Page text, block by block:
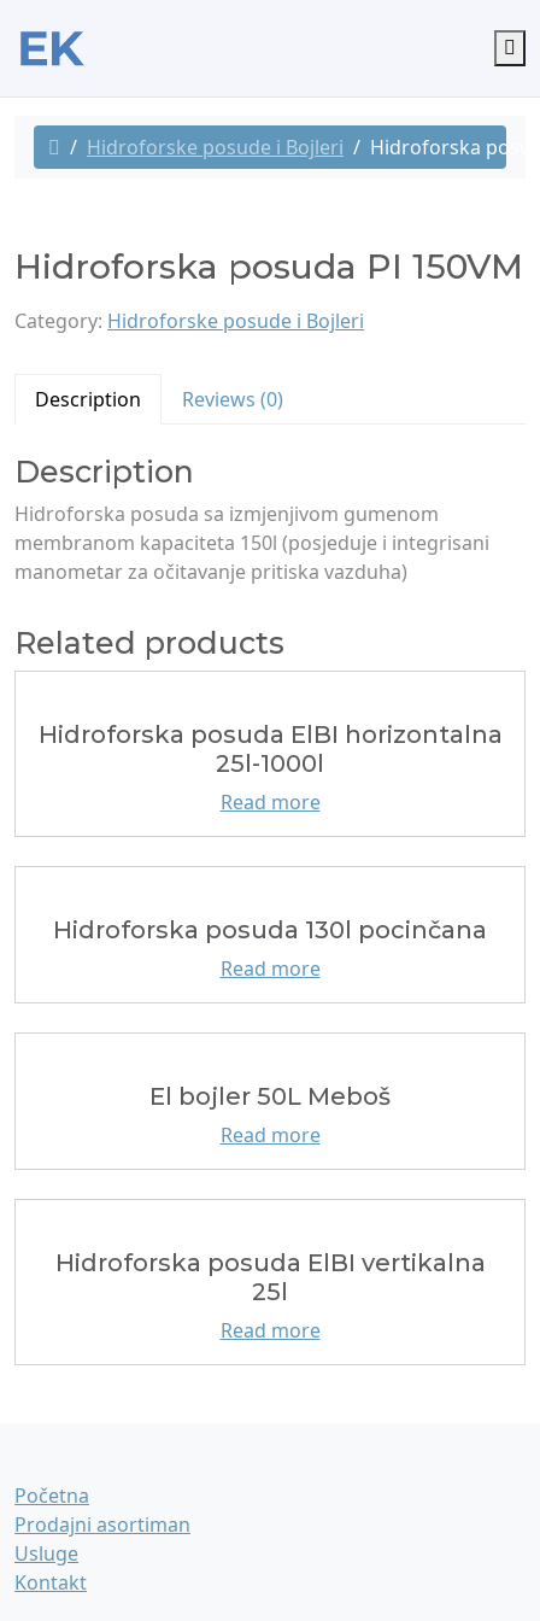
Hidroforske posude i Bojleri Hidroforska
Hidroforska posuda PI 150VM
Category: Hidroforske posude i Bojleri
Description Reviews (0)
Description
Hidroforska posuda sa izmjenjivom gumenom
membranom kapaciteta 150l (posjeduje i integrisani
manometar za očitavanje pritiska vazduha)
Related products
Hidroforska posuda ElBI horizontalna
25l-1000l
Read more
Hidroforska posuda 130l pocinčana
Read more
El bojler 50L Meboš
Read more
Hidroforska posuda ElBI vertikalna
25l
Read more
Početna
Prodajni asortiman
Usluge
Kontakt